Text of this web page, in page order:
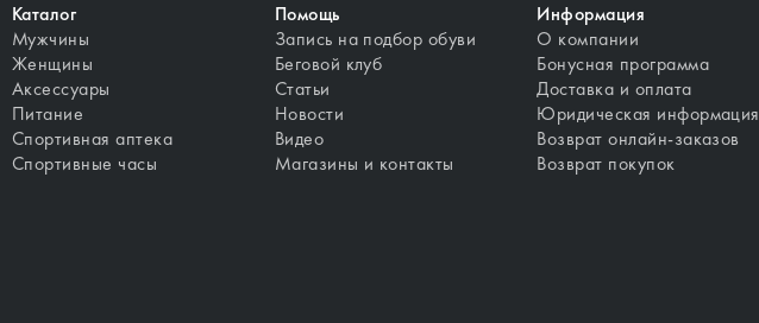
Каталог
Мужчины
Женщины
Аксессуары
Питание
Спортивная аптека
Спортивные часы
Помощь
Запись на подбор обуви
Беговой клуб
Статьи
Новости
Видео
Магазины и контакты
Информация
О компании
Бонусная программа
Доставка и оплата
Юридическая информация
Возврат онлайн-заказов
Возврат покупок